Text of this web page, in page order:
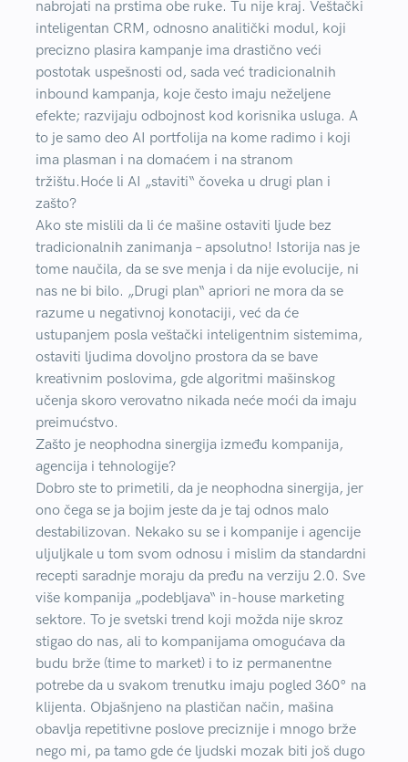
nabrojati na prstima obe ruke. Tu nije kraj. Veštački
inteligentan CRM, odnosno analitički modul, koji
precizno plasira kampanje ima drastično veći
postotak uspešnosti od, sada već tradicionalnih
inbound kampanja, koje često imaju neželjene
efekte; razvijaju odbojnost kod korisnika usluga. A
to je samo deo AI portfolija na kome radimo i koji
ima plasman i na domaćem i na stranom
tržištu.Hoće li AI „staviti“ čoveka u drugi plan i
zašto?
Ako ste mislili da li će mašine ostaviti ljude bez
tradicionalnih zanimanja – apsolutno! Istorija nas je
tome naučila, da se sve menja i da nije evolucije, ni
nas ne bi bilo. „Drugi plan“ apriori ne mora da se
razume u negativnoj konotaciji, već da će
ustupanjem posla veštački inteligentnim sistemima,
ostaviti ljudima dovoljno prostora da se bave
kreativnim poslovima, gde algoritmi mašinskog
učenja skoro verovatno nikada neće moći da imaju
preimućstvo.
Zašto je neophodna sinergija između kompanija,
agencija i tehnologije?
Dobro ste to primetili, da je neophodna sinergija, jer
ono čega se ja bojim jeste da je taj odnos malo
destabilizovan. Nekako su se i kompanije i agencije
uljuljkale u tom svom odnosu i mislim da standardni
recepti saradnje moraju da pređu na verziju 2.0. Sve
više kompanija „podebljava“ in-house marketing
sektore. To je svetski trend koji možda nije skroz
stigao do nas, ali to kompanijama omogućava da
budu brže (time to market) i to iz permanentne
potrebe da u svakom trenutku imaju pogled 360° na
klijenta. Objašnjeno na plastičan način, mašina
obavlja repetitivne poslove preciznije i mnogo brže
nego mi, pa tamo gde će ljudski mozak biti još dugo